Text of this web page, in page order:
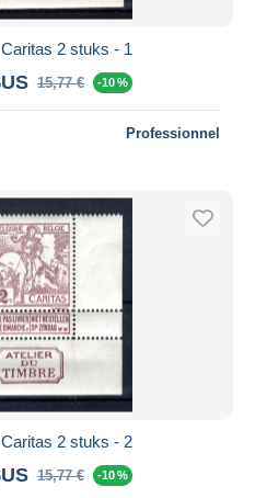
2 stuks - 1
15,77 € -10 %
Professionnel
2 stuks - 2
15,77 € -10 %